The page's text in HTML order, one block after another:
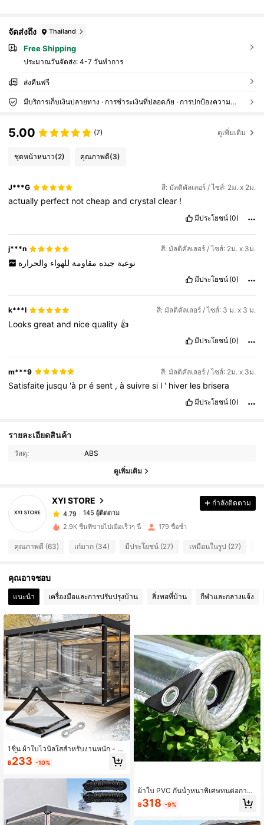
จัดส่งถึง Thailand
Free Shipping
ประมาณวันจัดส่ง: 4-7 วันทำการ
ส่งคืนฟรี
มีบริการเก็บเงินปลายทาง · การชำระเงินที่ปลอดภัย · การปกป้องความเป็นส่วนตัว
5.00 (7) ดูเพิ่มเติม
ชุดหน้าหนาว(2) คุณภาพดี(3)
J***G สี: มัลติคัลเลอร์ / ไซส์: 2ม. x 2ม.
actually perfect notcheapandcrystalclear !
มีประโยชน์ (0)
j***n สี: มัลติคัลเลอร์ / ไซส์: 2ม. x 3ม.
نوعية جيده مقاومة للهواء والحرارة
มีประโยชน์ (0)
k***l สี: มัลติคัลเลอร์ / ไซส์: 3 ม. x 3 ม.
Looksgreatand nicequality 👍
มีประโยชน์ (0)
m***9 สี: มัลติคัลเลอร์ / ไซส์: 2ม. x 3ม.
Satisfaite jusqu 'à présent ,àsuivresi l ' hiver les brisera
มีประโยชน์ (0)
รายละเอียดสินค้า
วัสดุ: ABS
ดูเพิ่มเติม
XYI STORE
4.79
145 ผู้ติดตาม
145 ผู้ติดตาม
a***2 ตาม1 วันที่ผ่านมา
4.79
145 ผู้ติดตาม
4.79 145 ผู้ติดตาม
4.79 145 ผู้ติดตาม
4.79 145 ผู้ติดตาม
กำลังติดตาม
2.9K ชิ้นที่ขายไปเมื่อเร็วๆ นี้ 179 ซื้อซ้ำ
คุณภาพดี (63) เก๋มาก (34) มีประโยชน์ (27) เหมือนในรูป (27)
คุณอาจชอบ
แนะนำ เครื่องมือและการปรับปรุงบ้าน สิ่งทอที่บ้าน กีฬาและกลางแจ้ง
1ชิ้น ผ้าใบไวนิลใสสำหรับงานหนัก - กั
นน้ำและกันลม พร้อมห่วงตาไก่และเชือ
กพิเศษ เหมาะสำหรับใช้งานกลางแจ้ง -
ผ้าคลุมต้นไม้ และการตั้งแคมป์
฿233 -10%
ผ้าใบ PVC กันน้ำหนาพิเศษทนต่อการฉี
กขาด, ผ้าใบกันน้ำใสหนาพิเศษทนต่อก
ารฉีกขาดกันลม, กันหิมะ, เหมาะสำหรับ
฿318 -9%